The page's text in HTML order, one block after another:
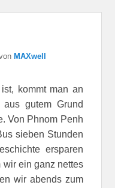
MAXwell
kommt man an
gutem Grund
Von Phnom Penh
sieben Stunden
ersparen
ein ganz nettes
wir abends zum